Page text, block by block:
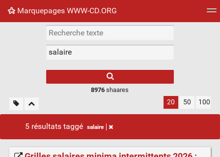
Marquepages WWW-CD.ORG
Nuage de tags Mur d'images
8976 shaares
20 50 100
5 résultats taggé salaire